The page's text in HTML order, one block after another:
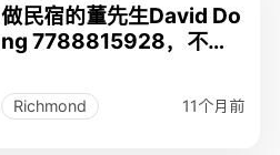
做民宿的董先生David Do
ng 7788815928，不靠
Richmond 11个月前